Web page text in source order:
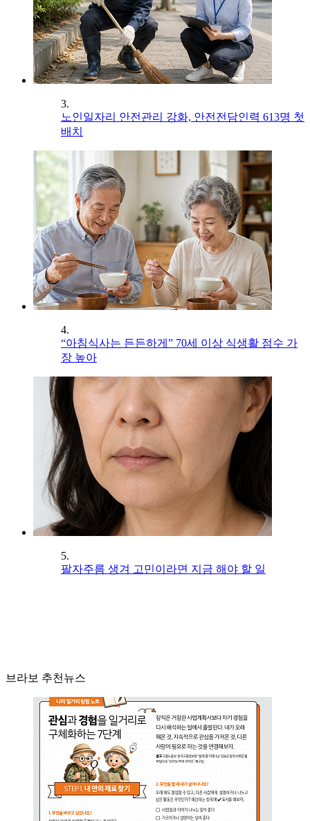
3.
노인일자리 안전관리 강화, 안전전담인력 613명 첫
배치
4.
“아침식사는 든든하게” 70세 이상 식생활 점수 가
장 높아
5.
팔자주름 생겨 고민이라면 지금 해야 할 일
브라보 추천뉴스